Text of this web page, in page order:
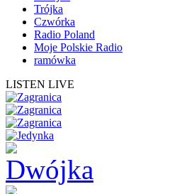
Trójka
Czwórka
Radio Poland
Moje Polskie Radio
ramówka
LISTEN LIVE